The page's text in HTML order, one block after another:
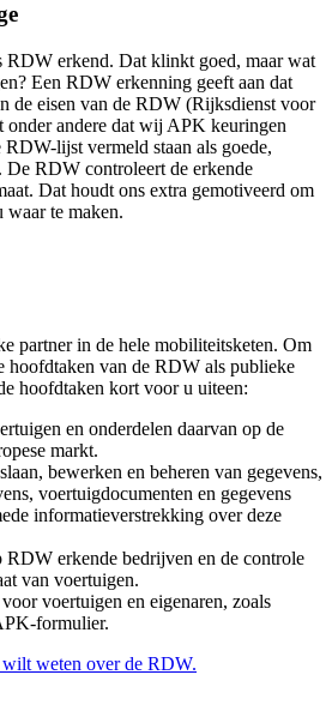
erkend. Dat klinkt goed, maar wat
Een RDW erkenning geeft aan dat
de eisen van de RDW (Rijksdienst voor
onder andere dat wij APK keuringen
lijst vermeld staan als goede,
De RDW controleert de erkende
Dat houdt ons extra gemotiveerd om
waar te maken.
partner in de hele mobiliteitsketen. Om
hoofdtaken van de RDW als publieke
hoofdtaken kort voor u uiteen:
en onderdelen daarvan op de
markt.
bewerken en beheren van gegevens,
voertuigdocumenten en gegevens
informatieverstrekking over deze
RDW erkende bedrijven en de controle
van voertuigen.
voertuigen en eigenaren, zoals
formulier.
weten over de RDW.